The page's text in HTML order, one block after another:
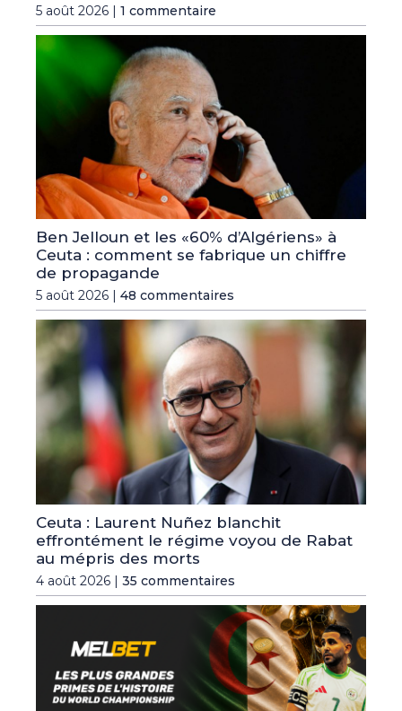
5 août 2026 | 1 commentaire
Ben Jelloun et les «60% d’Algériens» à
Ceuta : comment se fabrique un chiffre
de propagande
5 août 2026 | 48 commentaires
Ceuta : Laurent Nuñez blanchit
effrontément le régime voyou de Rabat
au mépris des morts
4 août 2026 | 35 commentaires